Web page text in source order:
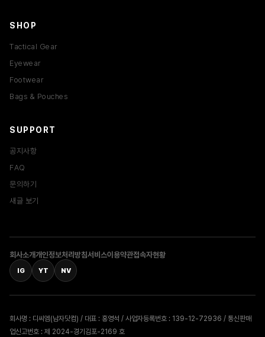
SHOP
Tactical Gear
Eyewear
Footwear
Bags & Pouches
SUPPORT
공지사항
FAQ
문의하기
새글 보기
회사소개개인정보처리방침서비스이용약관접속자현황
IG YT NV
회사명 : 디씨엠(남자닷컴) / 대표 : 홍영석 / 사업자등록번호 : 139-12-72936 / 통신판매
업신고번호 : 제 2024-경기김포-2169 호